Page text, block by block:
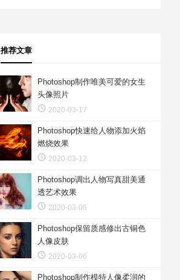
推荐文章
Photoshop制作唯美可爱的女生
头像照片
2020-03-17
Photoshop快速给人物添加火焰
燃烧效果
2020-03-12
Photoshop调出人物写真甜美通
透艺术效果
2020-03-06
Photoshop保留质感修出古铜色
人像皮肤
2020-03-06
Photoshop制作模特人像柔润的